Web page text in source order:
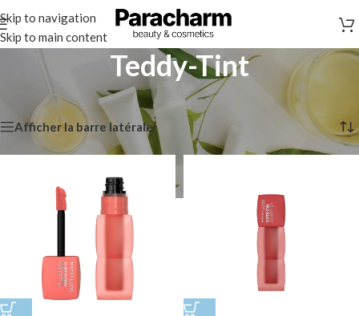
Skip to navigation
Skip to main content
Teddy-Tint
Maquillage/Teddy-Tint
Afficher la barre latérale